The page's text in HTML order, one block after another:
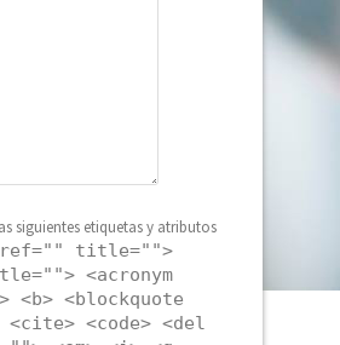
siguientes etiquetas y atributos
title="">
<acronym
<blockquote
<code> <del